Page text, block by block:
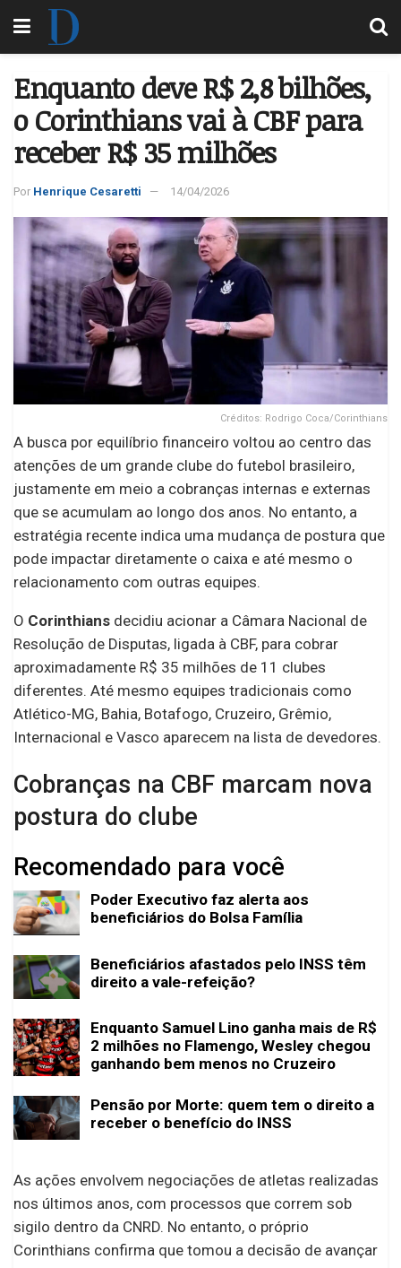
Enquanto deve R$ 2,8 bilhões,
o Corinthians vai à CBF para
receber R$ 35 milhões
Por Henrique Cesaretti 14/04/2026
Créditos: Rodrigo Coca/Corinthians
A busca por equilíbrio financeiro voltou ao centro das
atenções de um grande clube do futebol brasileiro,
justamente em meio a cobranças internas e externas
que se acumulam ao longo dos anos. No entanto, a
estratégia recente indica uma mudança de postura que
pode impactar diretamente o caixa e até mesmo o
relacionamento com outras equipes.
O Corinthians decidiu acionar a Câmara Nacional de
Resolução de Disputas, ligada à CBF, para cobrar
aproximadamente R$ 35 milhões de 11 clubes
diferentes. Até mesmo equipes tradicionais como
Atlético-MG, Bahia, Botafogo, Cruzeiro, Grêmio,
Internacional e Vasco aparecem na lista de devedores.
Cobranças na CBF marcam nova
postura do clube
Recomendado para você
Poder Executivo faz alerta aos
beneficiários do Bolsa Família
Beneficiários afastados pelo INSS têm
direito a vale-refeição?
Enquanto Samuel Lino ganha mais de R$
2 milhões no Flamengo, Wesley chegou
ganhando bem menos no Cruzeiro
Pensão por Morte: quem tem o direito a
receber o benefício do INSS
As ações envolvem negociações de atletas realizadas
nos últimos anos, com processos que correm sob
sigilo dentro da CNRD. No entanto, o próprio
Corinthians confirma que tomou a decisão de avançar